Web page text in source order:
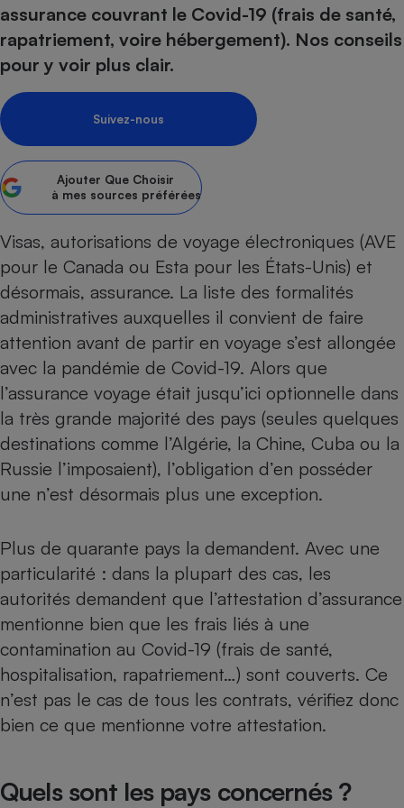
assurance couvrant le Covid-19 (frais de santé,
rapatriement, voire hébergement). Nos conseils
pour y voir plus clair.
Suivez-nous
Ajouter Que Choisir
à mes sources préférées
Visas, autorisations de voyage électroniques (AVE
pour le Canada ou Esta pour les États-Unis) et
désormais, assurance. La liste des formalités
administratives auxquelles il convient de faire
attention avant de partir en voyage s’est allongée
avec la pandémie de Covid-19. Alors que
l’assurance voyage était jusqu’ici optionnelle dans
la très grande majorité des pays (seules quelques
destinations comme l’Algérie, la Chine, Cuba ou la
Russie l’imposaient), l’obligation d’en posséder
une n’est désormais plus une exception.
Plus de quarante pays la demandent. Avec une
particularité : dans la plupart des cas, les
autorités demandent que l’attestation d’assurance
mentionne bien que les frais liés à une
contamination au Covid-19 (frais de santé,
hospitalisation, rapatriement…) sont couverts. Ce
n’est pas le cas de tous les contrats, vérifiez donc
bien ce que mentionne votre attestation.
Quels sont les pays concernés ?
Sécurité - Hygiène
Supermarché - Drive
Complément
alimentaire
bouteille
Assurance
Banque - Crédit
Assurance emprunteur
Banque
Circulation routière
Contrôle technique -
Moto
Comparateur auto
Supermarché - Drive
Comparatif
Comparatif plaque à
Comparatif aspirateur
Comparatif cafetière
Comparatif robot cuiseur
Comparatif centrale
Gros électroménager
Petit électroménager -
Lave-linge
Comparatif casque audio
Comparatif barre de son
Comparatif tablette
Image et son
Informatique
Internet
Téléphonie
Crédit immobilier
Comparatif tondeuse
Comparatif poêle à
Bricolage - Jardinage
Chauffage
Produit d'entretien
Sécurité domestique
Matelas
Système de santé -
Mutuelle
Antimoustique
Retraite
Choisir son fioul
Choisir son pellet
Comparateur assurance emprunteur
Energie Moins Chère Ensemble
Tous les comparateurs
Toutes les cartes interactives
Speedtest - Testez le débit de votre
connexion Internet